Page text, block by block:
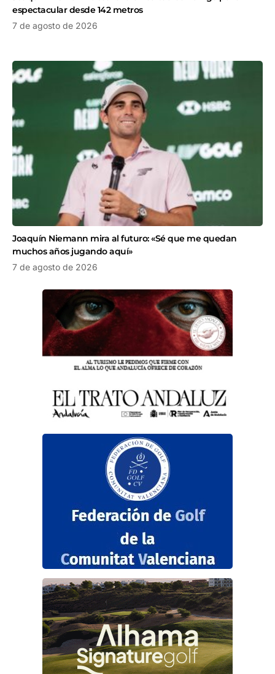
espectacular desde 142 metros
7 de agosto de 2026
Joaquín Niemann mira al futuro: «Sé que me quedan
muchos años jugando aquí»
7 de agosto de 2026